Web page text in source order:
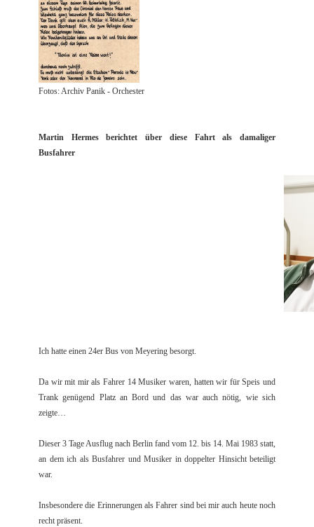
Fotos: Archiv Panik - Orchester
Martin Hermes berichtet über diese Fahrt als damaliger
Busfahrer
Ich hatte einen 24er Bus von Meyering besorgt.
Da wir mit mir als Fahrer 14 Musiker waren, hatten wir für Speis und
Trank genügend Platz an Bord und das war auch nötig, wie sich
zeigte…
Dieser 3 Tage Ausflug nach Berlin fand vom 12. bis 14. Mai 1983 statt,
an dem ich als Busfahrer und Musiker in doppelter Hinsicht beteiligt
war.
Insbesondere die Erinnerungen als Fahrer sind bei mir auch heute noch
recht präsent.